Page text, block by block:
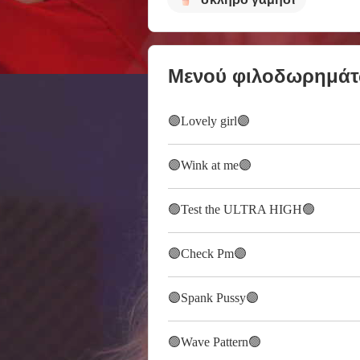
Μενού
🟣Lovely girl🟣
🟣Wink at me🟣
🟢Test the ULTRA HIGH🟢
🟣Check Pm🟣
🟣Spank Pussy🟣
🟢Wave Pattern🟢